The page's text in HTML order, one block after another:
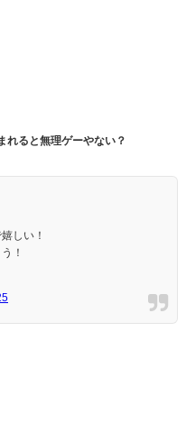
れると無理ゲーやない？
しい！
！